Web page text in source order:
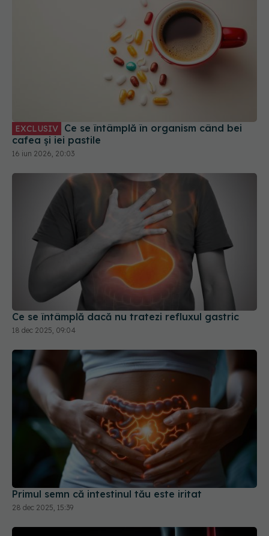
EXCLUSIV
cafea și iei pastile
16 iun 2026, 20:03
Ce se întâmplă dacă nu tratezi refluxul gastric
18 dec 2025, 09:04
Primul semn că intestinul tău este iritat
28 dec 2025, 15:39